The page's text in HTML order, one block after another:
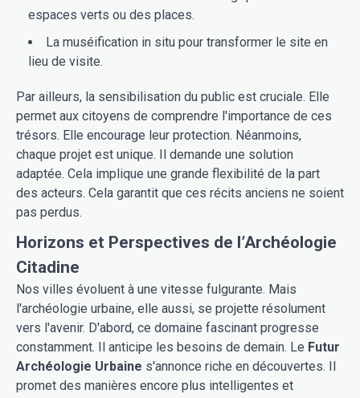
espaces verts ou des places.
La muséification in situ pour transformer le site en
lieu de visite.
Par ailleurs, la sensibilisation du public est cruciale. Elle
permet aux citoyens de comprendre l'importance de ces
trésors. Elle encourage leur protection. Néanmoins,
chaque projet est unique. Il demande une solution
adaptée. Cela implique une grande flexibilité de la part
des acteurs. Cela garantit que ces récits anciens ne soient
pas perdus.
Horizons et Perspectives de l’Archéologie
Citadine
Nos villes évoluent à une vitesse fulgurante. Mais
l'archéologie urbaine, elle aussi, se projette résolument
vers l'avenir. D'abord, ce domaine fascinant progresse
constamment. Il anticipe les besoins de demain. Le Futur
Archéologie Urbaine s'annonce riche en découvertes. Il
promet des manières encore plus intelligentes et